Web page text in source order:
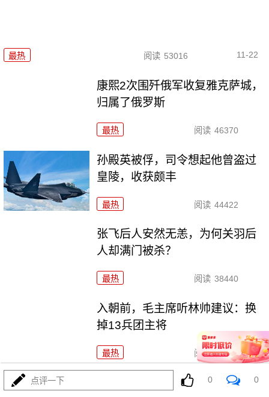
最热 阅读 53016 11-22
康熙2次围歼俄军收复雅克萨城，
归属了俄罗斯
最热 阅读 46370
孙殿英被俘，司令想起他曾盗过
皇陵，收获颇丰
最热 阅读 44422
张飞后人安然无恙，为何关羽后
人却满门被杀？
最热 阅读 38440
入朝前，毛主席听林帅建议：换
掉13兵团主将
最热 阅读 45677
阎红彦没军职，不符授衔条件，
点评一下 0 0